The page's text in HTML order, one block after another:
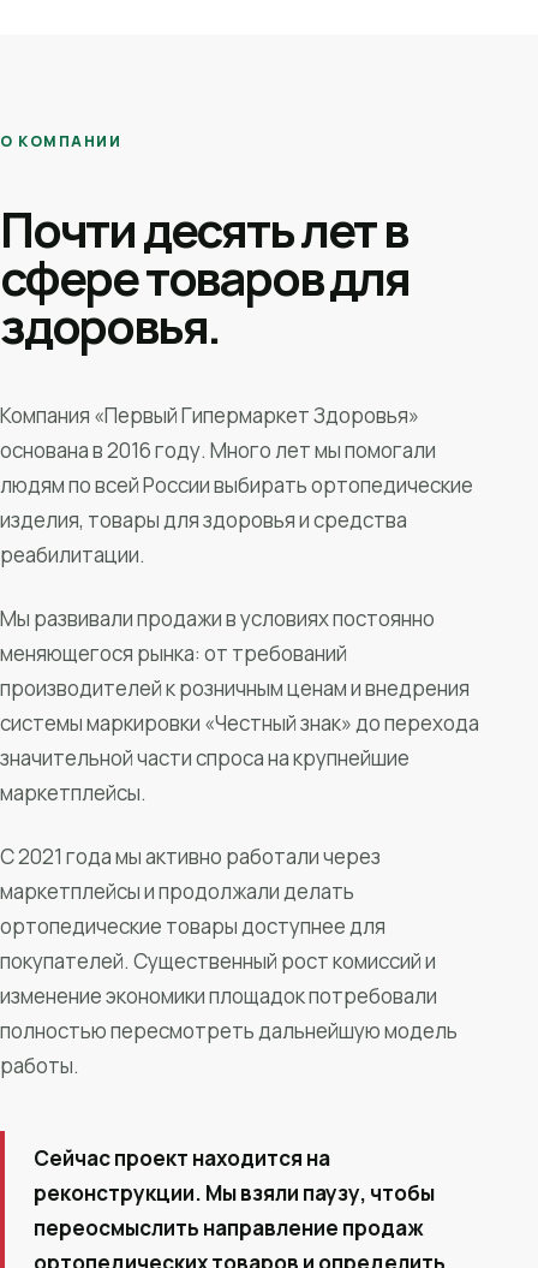
О КОМПАНИИ
Почти десять лет в
сфере товаров для
здоровья.
Компания «Первый Гипермаркет Здоровья»
основана в 2016 году. Много лет мы помогали
людям по всей России выбирать ортопедические
изделия, товары для здоровья и средства
реабилитации.
Мы развивали продажи в условиях постоянно
меняющегося рынка: от требований
производителей к розничным ценам и внедрения
системы маркировки «Честный знак» до перехода
значительной части спроса на крупнейшие
маркетплейсы.
С 2021 года мы активно работали через
маркетплейсы и продолжали делать
ортопедические товары доступнее для
покупателей. Существенный рост комиссий и
изменение экономики площадок потребовали
полностью пересмотреть дальнейшую модель
работы.
Сейчас проект находится на
реконструкции. Мы взяли паузу, чтобы
переосмыслить направление продаж